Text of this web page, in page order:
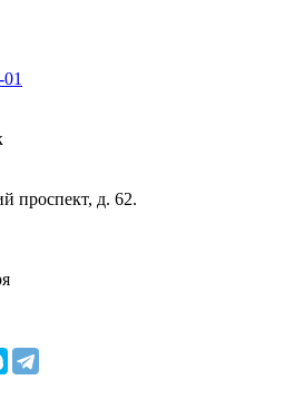
проспект, д. 62.